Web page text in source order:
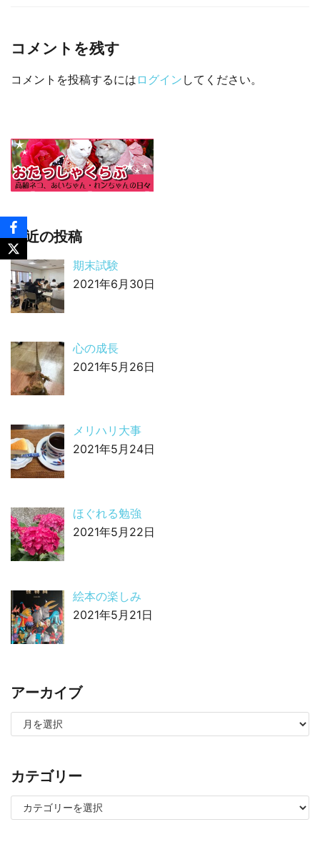
コメントを残す
コメントを投稿するには ログイン してください。
最近の投稿
期末試験
2021年6月30日
心の成長
2021年5月26日
メリハリ大事
2021年5月24日
ほぐれる勉強
2021年5月22日
絵本の楽しみ
2021年5月21日
アーカイブ
カテゴリー